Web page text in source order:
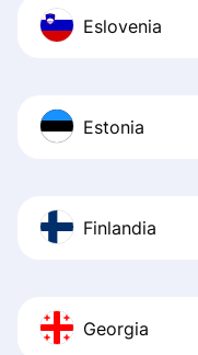
Eslovenia
Estonia
Finlandia
Georgia